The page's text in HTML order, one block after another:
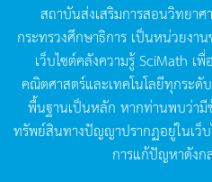
สถาบันส่งเสริมการสอนวิทยาศ
กระทรวงศึกษาธิการ เป็นหน่วยงาน
เว็บไซต์คลังความรู้SciMath เพื่
คณิตศาสตร์และเทคโนโลยีทุกระดั
พื้นฐานเป็นหลัก หากท่านพบว่ามี
ทรัพย์สินทางปัญญาปรากฏอยู่ในเว็
การแก้ปัญหาดังก